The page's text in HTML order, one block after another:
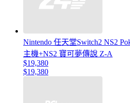
Nintendo 任天堂Switch2 NS2
主機+NS2 寶可夢傳說 Z-A
$19,380
$19,380